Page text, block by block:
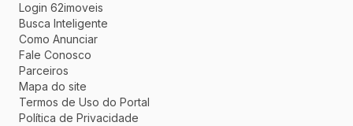
Login 62imoveis
Busca Inteligente
Como Anunciar
Fale Conosco
Parceiros
Mapa do site
Termos de Uso do Portal
Política de Privacidade